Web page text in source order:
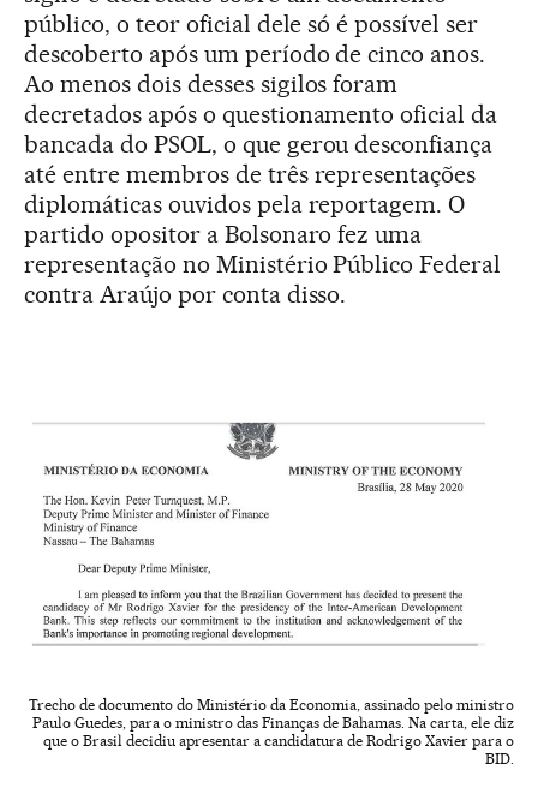
público, o teor oficial dele só é possível ser
descoberto após um período de cinco anos.
Ao menos dois desses sigilos foram
decretados após o questionamento oficial da
bancada do PSOL, o que gerou desconfiança
até entre membros de três representações
diplomáticas ouvidos pela reportagem. O
partido opositor a Bolsonaro fez uma
representação no Ministério Público Federal
contra Araújo por conta disso.
Trecho de documento do Ministério da Economia, assinado pelo ministro
Paulo Guedes, para o ministro das Finanças de Bahamas. Na carta, ele diz
que o Brasil decidiu apresentar a candidatura de Rodrigo Xavier para o
BID.